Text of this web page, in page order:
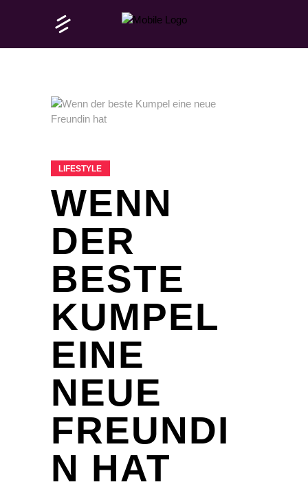
LIFESTYLE
WENN
DER
BESTE
KUMPEL
EINE
NEUE
FREUNDI
N HAT